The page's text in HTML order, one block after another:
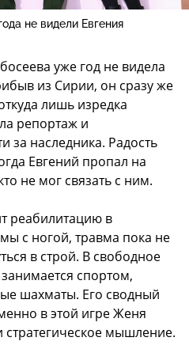
не видели Евгения
уже год не видела
из Сирии, он сразу же
лишь изредка
репортаж и
за наследника. Радость
Евгений пропал на
не мог связать с ним.
реабилитацию в
с ногой, травма пока не
в строй. В свободное
спортом,
шахматы. Его сводный
в этой игре Женя
стратегическое мышление.